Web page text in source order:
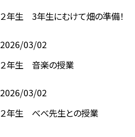
２年生 3年生にむけて畑の準備！
2026/03/02
２年生 音楽の授業
2026/03/02
２年生 べべ先生との授業